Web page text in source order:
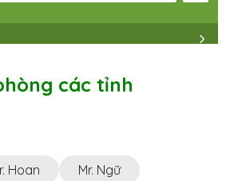
các tỉnh
Hoan
Mr. Ngữ